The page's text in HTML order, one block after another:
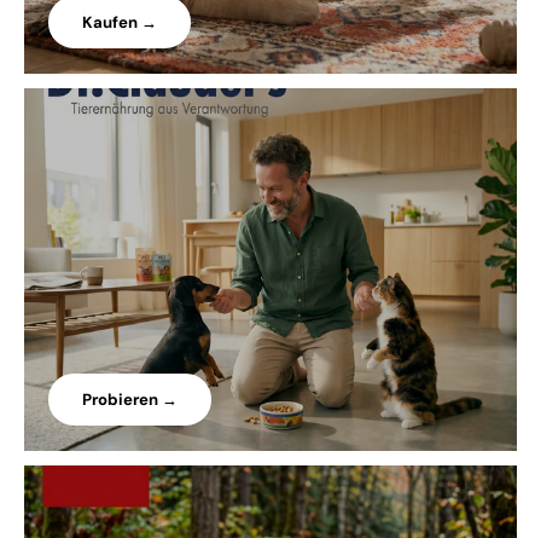
Kaufen →
Probieren →